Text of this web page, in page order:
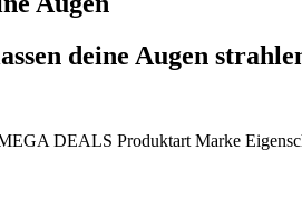
deine Augen
DEALS Produktart Marke